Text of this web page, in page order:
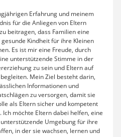
Erfahrung und meinem
für die Anliegen von Eltern
beitragen, dass Familien eine
Kindheit für ihre Kleinen
Es ist mir eine Freude, durch
unterstützende Stimme in der
zu sein und Eltern auf
Mein Ziel besteht darin,
Informationen und
zu versorgen, damit sie
als Eltern sicher und kompetent
Ich möchte Eltern dabei helfen, eine
Umgebung für ihre
in der sie wachsen, lernen und